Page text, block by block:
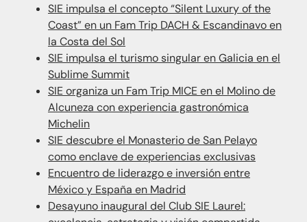
SIE impulsa el concepto “Silent Luxury of the
Coast” en un Fam Trip DACH & Escandinavo en
la Costa del Sol
SIE impulsa el turismo singular en Galicia en el
Sublime Summit
SIE organiza un Fam Trip MICE en el Molino de
Alcuneza con experiencia gastronómica
Michelin
SIE descubre el Monasterio de San Pelayo
como enclave de experiencias exclusivas
Encuentro de liderazgo e inversión entre
México y España en Madrid
Desayuno inaugural del Club SIE Laurel: